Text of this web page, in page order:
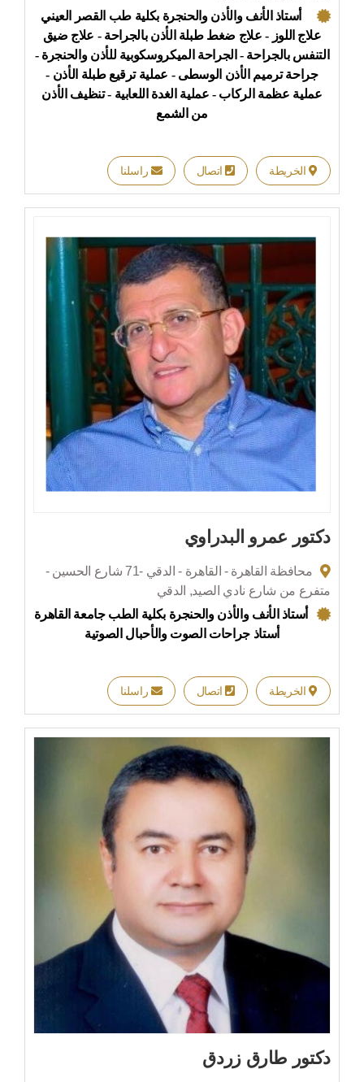
أستاذ الأنف والأذن والحنجرة بكلية طب القصر العيني
علاج اللوز - علاج ضغط طبلة الأذن بالجراحة - علاج ضيق
التنفس بالجراحة - الجراحة الميكروسكوبية للأذن والحنجرة -
جراحة ترميم الأذن الوسطى - عملية ترقيع طبلة الأذن -
عملية عظمة الركاب - عملية الغدة اللعابية - تنظيف الأذن
من الشمع
الخريطة اتصال راسلنا
دكتور عمرو البدراوي
محافظة القاهرة - القاهرة - الدقي -71 شارع الحسين -
متفرع من شارع نادي الصيد, الدقي
أستاذ الأنف والأذن والحنجرة بكلية الطب جامعة القاهرة
أستاذ جراحات الصوت والأحبال الصوتية
الخريطة اتصال راسلنا
دكتور طارق زردق